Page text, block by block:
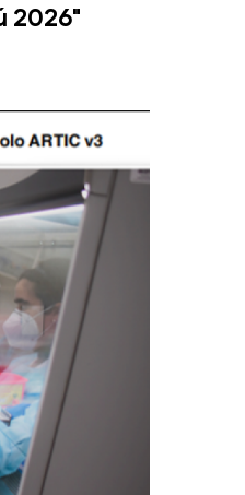
2026"